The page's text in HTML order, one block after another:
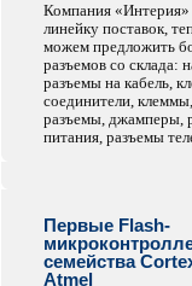
Компания
линейку поставок,
можем предложить
разъемов со склада:
разъемы на кабель,
соединители,
разъемы, джамперы,
питания, разъемы
Первые Flash-
семейства
Atmel